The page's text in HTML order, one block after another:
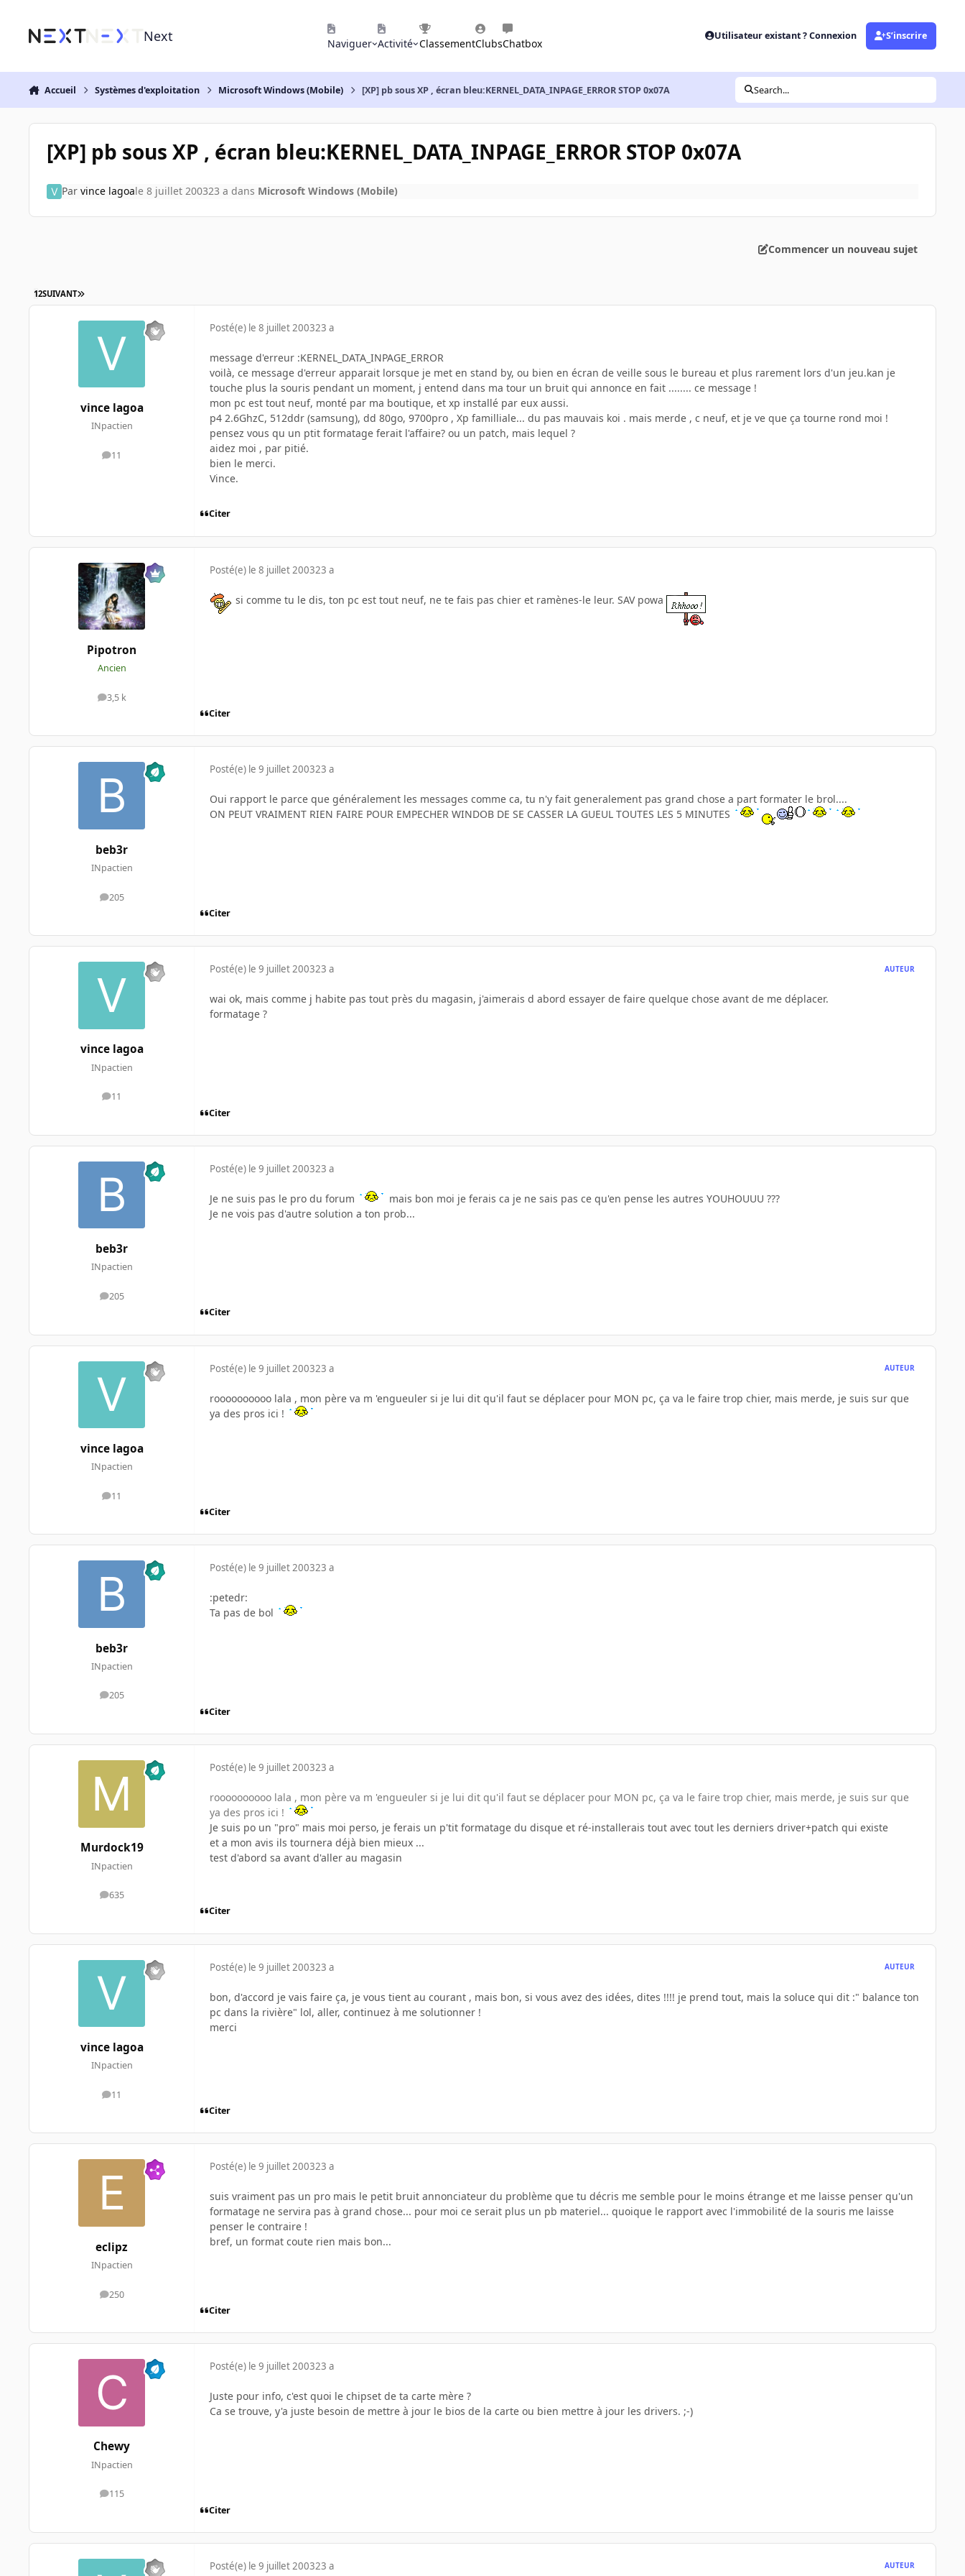
Next Naviguer Activité ClassementClubsChatbox
Utilisateur existant ? Connexion S’inscrire
Accueil Systèmes d'exploitation Microsoft Windows (Mobile) [XP] pb sous XP , écran bleu:KERNEL_DATA_INPAGE_ERROR STOP 0x07A Search...
[XP] pb sous XP , écran bleu:KERNEL_DATA_INPAGE_ERROR STOP 0x07A
Par vince lagoale 8 juillet 200323 a dans Microsoft Windows (Mobile)
Commencer un nouveau sujet
12SUIVANT
vince lagoa
INpactien
11
messages
Posté(e) le 8 juillet 200323 a
message d'erreur :KERNEL_DATA_INPAGE_ERROR
voilà, ce message d'erreur apparait lorsque je met en stand by, ou bien en écran de veille sous le bureau et plus rarement lors d'un jeu.kan je
touche plus la souris pendant un moment, j entend dans ma tour un bruit qui annonce en fait ........ ce message !
mon pc est tout neuf, monté par ma boutique, et xp installé par eux aussi.
p4 2.6GhzC, 512ddr (samsung), dd 80go, 9700pro , Xp familliale... du pas mauvais koi . mais merde , c neuf, et je ve que ça tourne rond moi !
pensez vous qu un ptit formatage ferait l'affaire? ou un patch, mais lequel ?
aidez moi , par pitié.
bien le merci.
Vince.
Citer
Pipotron
Ancien
3,5 k
messages
Posté(e) le 8 juillet 200323 a
si comme tu le dis, ton pc est tout neuf, ne te fais pas chier et ramènes-le leur. SAV powa
Citer
beb3r
INpactien
205
messages
Posté(e) le 9 juillet 200323 a
Oui rapport le parce que généralement les messages comme ca, tu n'y fait generalement pas grand chose a part formater le brol....
ON PEUT VRAIMENT RIEN FAIRE POUR EMPECHER WINDOB DE SE CASSER LA GUEUL TOUTES LES 5 MINUTES
Citer
vince lagoa
INpactien
11
messages
Posté(e) le 9 juillet 200323 a AUTEUR
wai ok, mais comme j habite pas tout près du magasin, j'aimerais d abord essayer de faire quelque chose avant de me déplacer.
formatage ?
Citer
beb3r
INpactien
205
messages
Posté(e) le 9 juillet 200323 a
Je ne suis pas le pro du forum
mais bon moi je ferais ca je ne sais pas ce qu'en pense les autres YOUHOUUU ???
Je ne vois pas d'autre solution a ton prob...
Citer
vince lagoa
INpactien
11
messages
Posté(e) le 9 juillet 200323 a AUTEUR
roooooooooo lala , mon père va m 'engueuler si je lui dit qu'il faut se déplacer pour MON pc, ça va le faire trop chier, mais merde, je suis sur que
ya des pros ici !
Citer
beb3r
INpactien
205
messages
Posté(e) le 9 juillet 200323 a
:petedr:
Ta pas de bol
Citer
Murdock19
INpactien
635
messages
Posté(e) le 9 juillet 200323 a
roooooooooo lala , mon père va m 'engueuler si je lui dit qu'il faut se déplacer pour MON pc, ça va le faire trop chier, mais merde, je suis sur que
ya des pros ici !
Je suis po un "pro" mais moi perso, je ferais un p'tit formatage du disque et ré-installerais tout avec tout les derniers driver+patch qui existe
et a mon avis ils tournera déjà bien mieux ...
test d'abord sa avant d'aller au magasin
Citer
vince lagoa
INpactien
11
messages
Posté(e) le 9 juillet 200323 a AUTEUR
bon, d'accord je vais faire ça, je vous tient au courant , mais bon, si vous avez des idées, dites !!!! je prend tout, mais la soluce qui dit :" balance ton
pc dans la rivière" lol, aller, continuez à me solutionner !
merci
Citer
eclipz
INpactien
250
messages
Posté(e) le 9 juillet 200323 a
suis vraiment pas un pro mais le petit bruit annonciateur du problème que tu décris me semble pour le moins étrange et me laisse penser qu'un
formatage ne servira pas à grand chose... pour moi ce serait plus un pb materiel... quoique le rapport avec l'immobilité de la souris me laisse
penser le contraire !
bref, un format coute rien mais bon...
Citer
Chewy
INpactien
115
messages
Posté(e) le 9 juillet 200323 a
Juste pour info, c'est quoi le chipset de ta carte mère ?
Ca se trouve, y'a juste besoin de mettre à jour le bios de la carte ou bien mettre à jour les drivers. ;-)
Citer
Posté(e) le 9 juillet 200323 a AUTEUR